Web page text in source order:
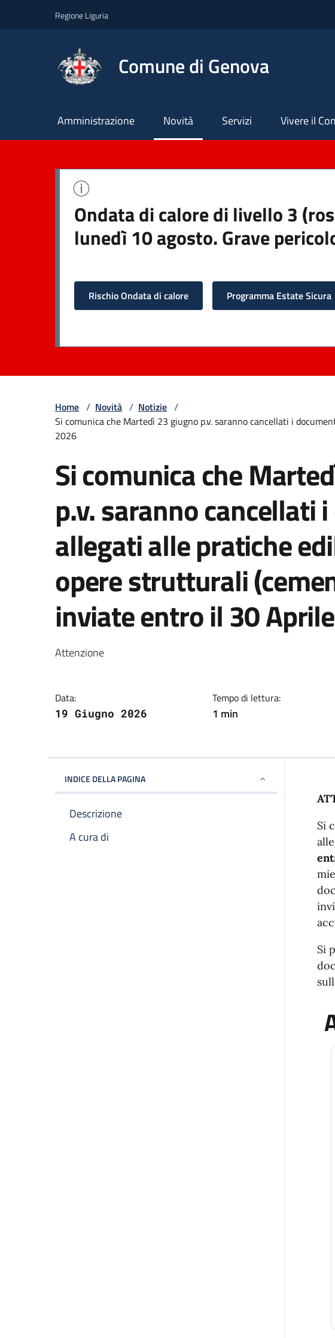
Regione Liguria
Comune di Genova
Principale
Amministrazione Novità Servizi Vivere il
Ondata di calore di livello 3
lunedì 10 agosto. Grave
Rischio Ondata di calore Programma Estate Sicura
Home / Novità / Notizie /
Si comunica che Martedì 23 giugno p.v. saranno cancellati i
2026
Si comunica che
p.v. saranno cancellati
allegati alle pratiche
opere strutturali
inviate entro il 30
Attenzione
Data:
19 Giugno 2026
Tempo di lettura:
1 min
INDICE DELLA PAGINA
Descrizione
A cura di
Si
Si